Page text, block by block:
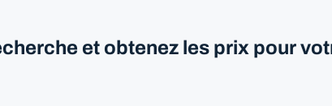
et obtenez les prix pour